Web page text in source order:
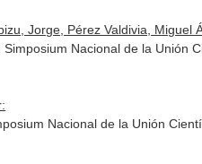
Jorge, Pérez Valdivia, Miguel
Nacional de la Unión
Nacional de la Unión